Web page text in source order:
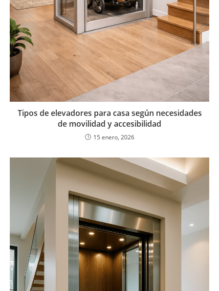
Tipos de elevadores para casa según necesidades
de movilidad y accesibilidad
15 enero, 2026